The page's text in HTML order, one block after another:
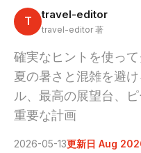
T travel-editor
travel-editor 著
確実なヒントを使っ
夏の暑さと混雑を避
ル、最高の展望台、
重要な計画
2026-05-13更新日 Aug